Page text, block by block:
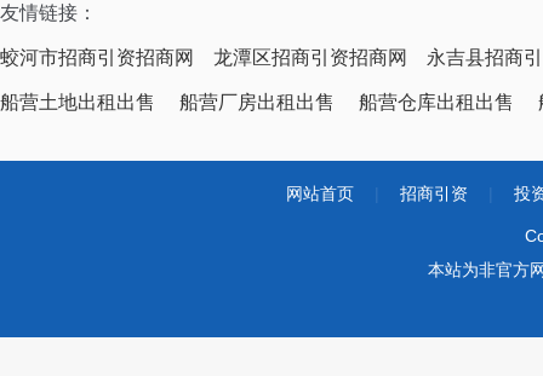
友情链接：
蛟河市招商引资招商网 龙潭区招商引资招商网 永吉县招商
船营土地出租出售 船营厂房出租出售 船营仓库出租出售
网站首页 招商引资 投
本站为非官方